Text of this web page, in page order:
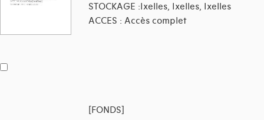
STOCKAGE :Ixelles, Ixelles, Ixelles
ACCES : Accès complet
[FONDS]